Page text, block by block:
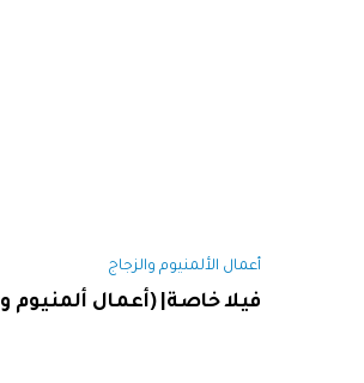
أعمال الألمنيوم والزجاج
فيلا خاصة| (أعمال ألمنيوم